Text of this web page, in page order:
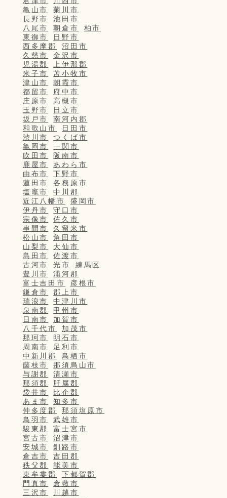
亀山市
菊川市
長野市
池田市
八尾市
朝倉市
柏市
東御市
日野市
西多摩郡
沼田市
久慈市
金沢市
児湯郡
上伊那郡
米子市
苫小牧市
津山市
朝霞市
都留市
府中市
庄原市
高槻市
玉野市
日立市
坂戸市
南河内郡
和歌山市
日田市
渋川市
つくば市
亀岡市
一関市
吹田市
阪南市
鹿屋市
あわら市
由布市
下野市
蓮田市
各務原市
塩竈市
中川郡
近江八幡市
盛岡市
伊丹市
守口市
宗像市
佐久市
串間市
久留米市
松山市
角田市
山梨市
大仙市
島田市
佐渡市
古河市
光市
練馬区
豊川市
浦河郡
富士吉田市
彦根市
鎌倉市
郡上市
瑞浪市
中津川市
泉南郡
甲州市
日南市
加賀市
八千代市
加茂市
那珂市
明石市
周南市
足利市
中新川郡
鳥栖市
藤枝市
那須烏山市
与謝郡
清瀬市
那須郡
肝属郡
袋井市
比企郡
あま市
知多市
仲多度郡
那須塩原市
鳥羽市
武雄市
駿東郡
富士宮市
宮古市
沼津市
安城市
釧路市
倉吉市
吉田郡
秩父郡
能美市
東牟婁郡
下都賀郡
門真市
倉敷市
三沢市
川越市